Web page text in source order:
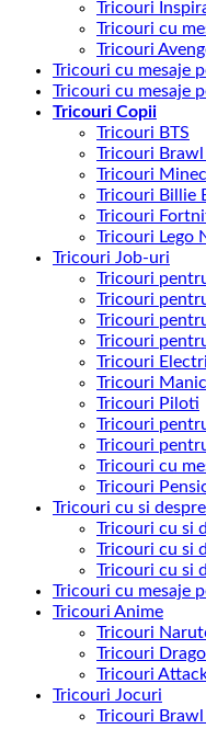
Tricouri
Tricouri cu
Tricouri
Tricouri cu mesaje
Tricouri cu mesaje
Tricouri Copii
Tricouri BTS
Tricouri Brawl
Tricouri
Tricouri Billie
Tricouri
Tricouri Lego
Tricouri Job-uri
Tricouri
Tricouri
Tricouri
Tricouri
Tricouri
Tricouri
Tricouri Piloti
Tricouri
Tricouri
Tricouri cu
Tricouri
Tricouri cu si
Tricouri cu si
Tricouri cu si
Tricouri cu si
Tricouri cu mesaje
Tricouri Anime
Tricouri
Tricouri
Tricouri
Tricouri Jocuri
Tricouri Brawl